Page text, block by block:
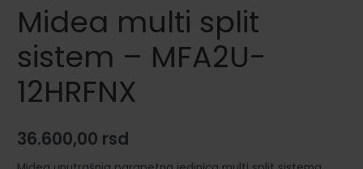
Midea multi split
sistem – MFA2U-
12HRFNX
36.600,00 rsd